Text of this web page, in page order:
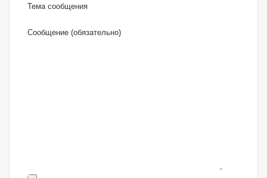
Тема сообщения
Сообщение (обязательно)